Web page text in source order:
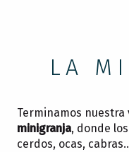
LA
Terminamos nuestra
minigranja, donde
cerdos, ocas,